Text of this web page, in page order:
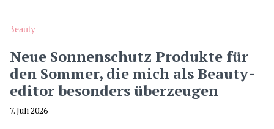
Beauty
Neue Sonnenschutz Produkte für
den Sommer, die mich als Beauty-
editor besonders überzeugen
7. Juli 2026